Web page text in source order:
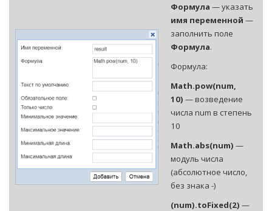
Формула — указать
имя переменной —
заполнить поле
Формула.
Формула:
Math.pow(num,
10) — возведение
числа num в степень
10
Math.abs(num) —
модуль числа
(абсолютное число,
без знака -)
(num).toFixed(2) —